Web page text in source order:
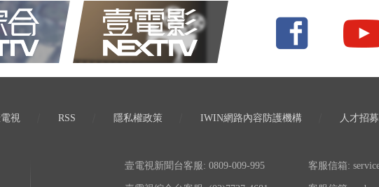
視 RSS 隱私權政策 IWIN網路內容防護機構 人才招募
壹電視新聞台客服: 0809-009-995 客服信箱: